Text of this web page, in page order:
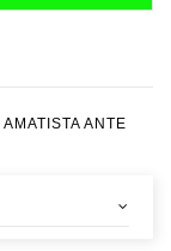
ANTE